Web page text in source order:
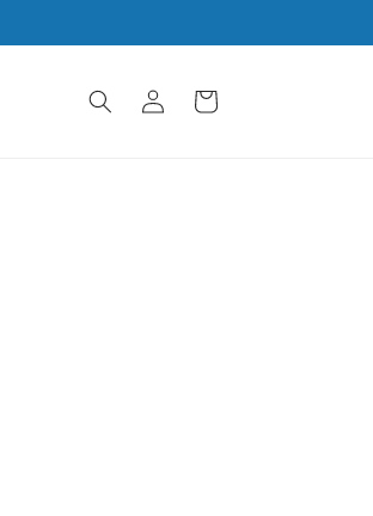
InloggenWinkelwagen